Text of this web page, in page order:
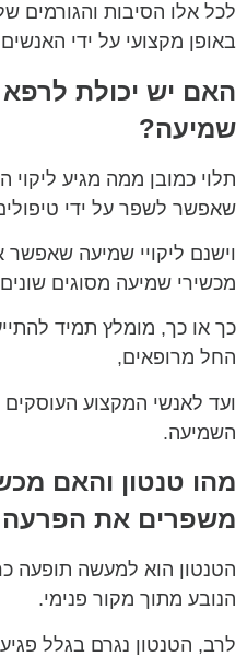
לכל אלו הסיבות והגורמים
באופן מקצועי על ידי
האם יש יכולת לרפא
שמיעה?
תלוי כמובן ממה מגיע ליקוי
שאפשר לשפר על ידי
וישנם ליקויי שמיעה
מכשירי שמיעה מסוגים
כך או כך, מומלץ תמיד
החל מרופאים,
ועד לאנשי המקצוע
השמיעה.
מהו טנטון והאם
משפרים את הפרעה
הטנטון הוא למעשה תופעה
הנובע מתוך מקור פנימי.
לרב, הטנטון נגרם בגלל